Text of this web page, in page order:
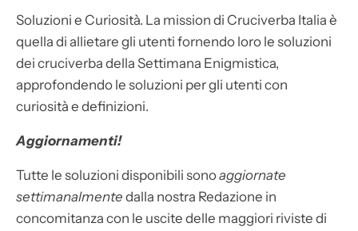
Soluzioni e Curiosità. La mission di Cruciverba Italia è
quella di allietare gli utenti fornendo loro le soluzioni
dei cruciverba della Settimana Enigmistica,
approfondendo le soluzioni per gli utenti con
curiosità e definizioni.
Aggiornamenti!
Tutte le soluzioni disponibili sonoaggiornate
settimanalmente dalla nostra Redazione in
concomitanza con le uscite delle maggiori riviste di